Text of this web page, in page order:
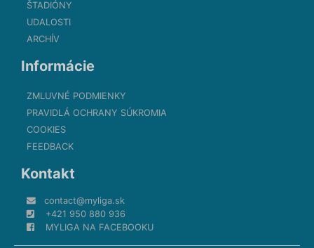
ŠTADIÓNY
UDALOSTI
ARCHÍV
Informácie
ZMLUVNÉ PODMIENKY
PRAVIDLÁ OCHRANY SÚKROMIA
COOKIES
FEEDBACK
Kontakt
contact@myliga.sk
+421 950 880 936
MYLIGA NA FACEBOOKU